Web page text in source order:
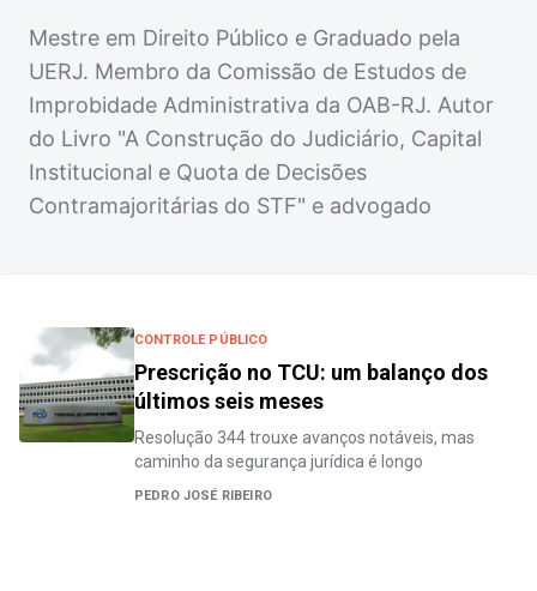
Mestre em Direito Público e Graduado pela
UERJ. Membro da Comissão de Estudos de
Improbidade Administrativa da OAB-RJ. Autor
do Livro "A Construção do Judiciário, Capital
Institucional e Quota de Decisões
Contramajoritárias do STF" e advogado
CONTROLE PÚBLICO
Prescrição no TCU: um balanço dos
últimos seis meses
Resolução 344 trouxe avanços notáveis, mas
caminho da segurança jurídica é longo
PEDRO JOSÉ RIBEIRO